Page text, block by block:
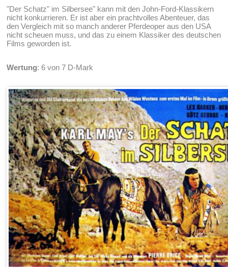
"Der Schatz" im Silbersee" kann mit den John-Ford-Klassikern
nicht konkurrieren. Er ist aber ein prachtvolles Abenteuer, das
den Vergleich mit so manch anderer Pferdeoper aus den USA
nicht scheuen muss, und das zu einem Klassiker des deutschen
Films geworden ist.
Wertung: 6 von 7 D-Mark